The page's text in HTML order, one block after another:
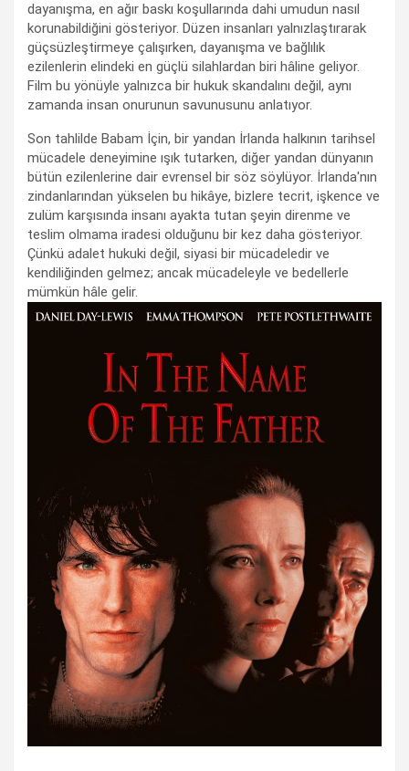
dayanışma, en ağır baskı koşullarında dahi umudun nasıl
korunabildiğini gösteriyor. Düzen insanları yalnızlaştırarak
güçsüzleştirmeye çalışırken, dayanışma ve bağlılık
ezilenlerin elindeki en güçlü silahlardan biri hâline geliyor.
Film bu yönüyle yalnızca bir hukuk skandalını değil, aynı
zamanda insan onurunun savunusunu anlatıyor.
Son tahlilde Babam İçin, bir yandan İrlanda halkının tarihsel
mücadele deneyimine ışık tutarken, diğer yandan dünyanın
bütün ezilenlerine dair evrensel bir söz söylüyor. İrlanda'nın
zindanlarından yükselen bu hikâye, bizlere tecrit, işkence ve
zulüm karşısında insanı ayakta tutan şeyin direnme ve
teslim olmama iradesi olduğunu bir kez daha gösteriyor.
Çünkü adalet hukuki değil, siyasi bir mücadeledir ve
kendiliğinden gelmez; ancak mücadeleyle ve bedellerle
mümkün hâle gelir.